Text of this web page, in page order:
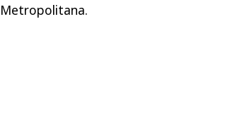
Metropolitana.